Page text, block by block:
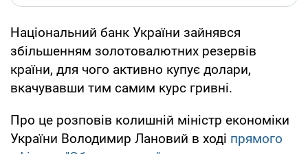
Національний банк України зайнявся
збільшенням золотовалютних резервів
країни, для чого активно купує долари,
вкачувавши тим самим курс гривні.
Про це розповів колишній міністр економіки
України Володимир Лановий в ході прямого